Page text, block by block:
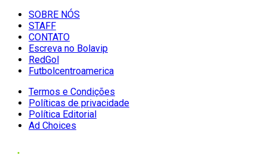
SOBRE NÓS
STAFF
CONTATO
Escreva no Bolavip
RedGol
Futbolcentroamerica
Termos e Condições
Políticas de privacidade
Política Editorial
Ad Choices